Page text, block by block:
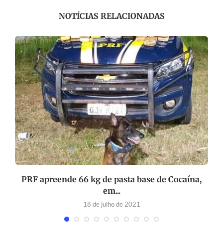
NOTÍCIAS RELACIONADAS
PRF apreende 66 kg de pasta base de Cocaína,
em...
18 de julho de 2021